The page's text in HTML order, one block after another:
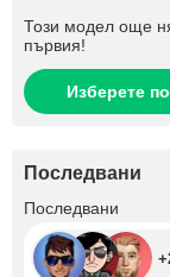
Този модел още
първия!
Изберете
Последвани
Последвани